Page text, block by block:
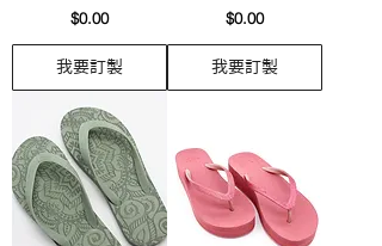
價格
$0.00
我要訂製
價格
$0.00
我要訂製